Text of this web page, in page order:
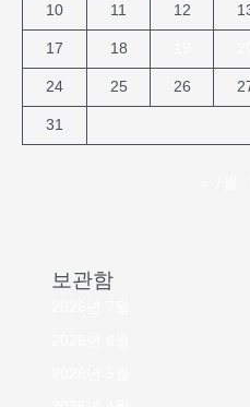
10 11 12
17 18
24 25 26
31
보관함